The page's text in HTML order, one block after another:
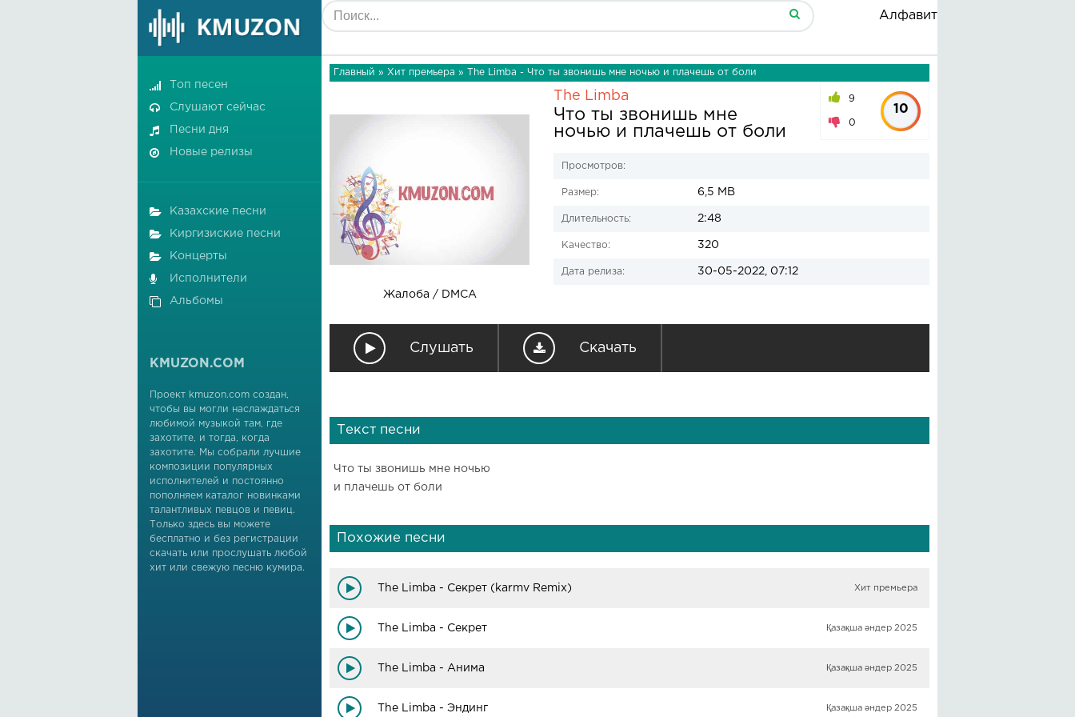
Алфавит
Главный » Хит премьера » The Limba - Что ты звонишь мне ночью и плачешь от боли
Жалоба / DMCA
The Limba
Что ты звонишь мне
ночью и плачешь от боли
9
0
10
Просмотров:
Размер: 6,5 MB
Длительность: 2:48
Качество: 320
Дата релиза: 30-05-2022, 07:12
Слушать Скачать
Текст песни
Что ты звонишь мне ночью
и плачешь от боли
Похожие песни
The Limba - Секрет (karmv Remix) Хит премьера
The Limba - Секрет Қазақша әндер 2025
The Limba - Анима Қазақша әндер 2025
The Limba - Эндинг Қазақша әндер 2025
Топ песен
Слушают сейчас
Песни дня
Новые релизы
Казахские песни
Киргизиские песни
Концерты
Исполнители
Альбомы
KMUZON.COM
Проект kmuzon.com создан,
чтобы вы могли наслаждаться
любимой музыкой там, где
захотите, и тогда, когда
захотите. Мы собрали лучшие
композиции популярных
исполнителей и постоянно
пополняем каталог новинками
талантливых певцов и певиц.
Только здесь вы можете
бесплатно и без регистрации
скачать или прослушать любой
хит или свежую песню кумира.